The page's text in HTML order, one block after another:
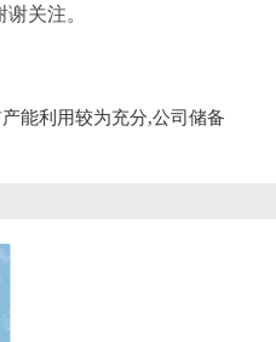
关注。
能利用较为充分,公司储备